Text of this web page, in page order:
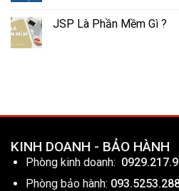
JSP Là Phần Mềm Gì ?
KINH DOANH - BẢO HÀNH
Phòng kinh doanh:
Phòng bảo hành: